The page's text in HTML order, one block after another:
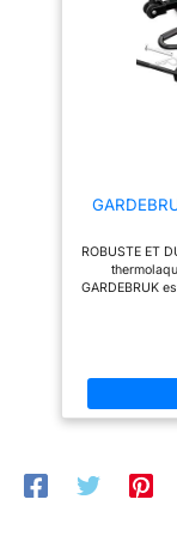
lourdes. Grâce a
manche vous aller
déplacer facilement
Elle est adapté
de terrain. Les
75 Litres - Charge
Dimensions cuve :
2 ans
ROBUSTE ET
GARDEBRUK
véritable
grandes
terre, de
chariot de
bras très
boueux. La